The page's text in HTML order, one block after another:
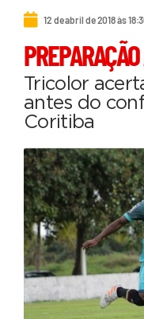
12 de abril de 2018 às
Tricolor
antes do
Coritiba